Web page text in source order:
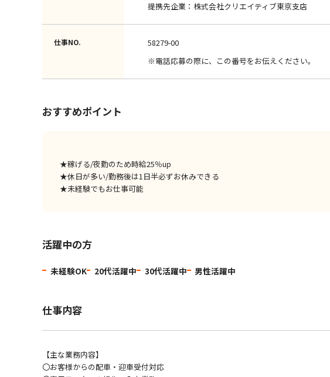
提携先企業：株式会社クリエイティブ東京支店
仕事NO.
58279-00
※電話応募の際に、この番号をお伝えください。
おすすめポイント
★稼げる/夜勤のため時給25％up
★休日が多い/勤務後は1日半必ずお休みできる
★未経験でもお仕事可能
活躍中の方
未経験OK 20代活躍中 30代活躍中 男性活躍中
仕事内容
【主な業務内容】
〇お客様からの配車・迎車受付対応